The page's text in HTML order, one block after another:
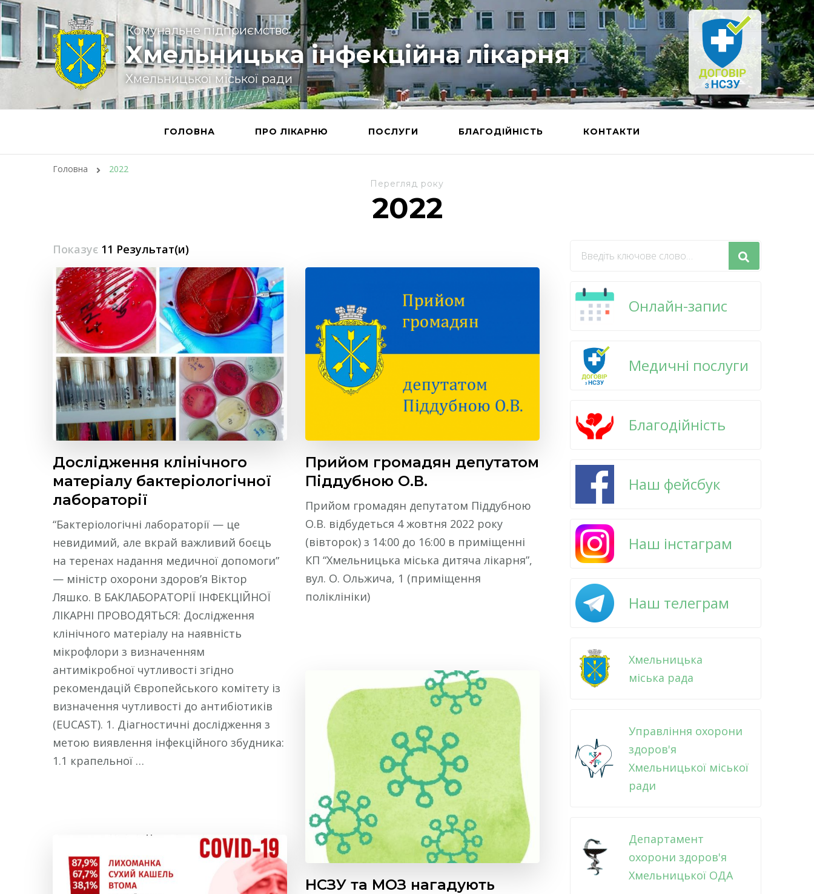
Комунальне підприємство
Хмельницька інфекційна лікарня
Хмельницької міської ради
ГОЛОВНА ПРО ЛІКАРНЮ ПОСЛУГИ БЛАГОДІЙНІСТЬ КОНТАКТИ
Головна 2022
Перегляд року
2022
Показує 11 Результат(и)
Дослідження клінічного
матеріалу бактеріологічної
лабораторії
“Бактеріологічні лабораторії — це
невидимий, але вкрай важливий боєць
на теренах надання медичної допомоги”
— міністр охорони здоров’я Віктор
Ляшко. В БАКЛАБОРАТОРІЇ ІНФЕКЦІЙНОЇ
ЛІКАРНІ ПРОВОДЯТЬСЯ: Дослідження
клінічного матеріалу на наявність
мікрофлори з визначенням
антимікробної чутливості згідно
рекомендацій Європейського комітету із
визначення чутливості до антибіотиків
(EUCAST). 1. Діагностичні дослідження з
метою виявлення інфекційного збудника:
1.1 крапельної …
Прийом громадян депутатом
Піддубною О.В.
Прийом громадян депутатом Піддубною
О.В. відбудеться 4 жовтня 2022 року
(вівторок) з 14:00 до 16:00 в приміщенні
КП “Хмельницька міська дитяча лікарня”,
вул. О. Ольжича, 1 (приміщення
поліклініки)
НСЗУ та МОЗ нагадують
Шукаєте
Онлайн-запис
Медичні послуги
Благодійність
Наш фейсбук
Наш інстаграм
Наш телеграм
Хмельницька
міська рада
Управління охорони
здоров'я
Хмельницької міської
ради
Департамент
охорони здоров'я
Хмельницької ОДА